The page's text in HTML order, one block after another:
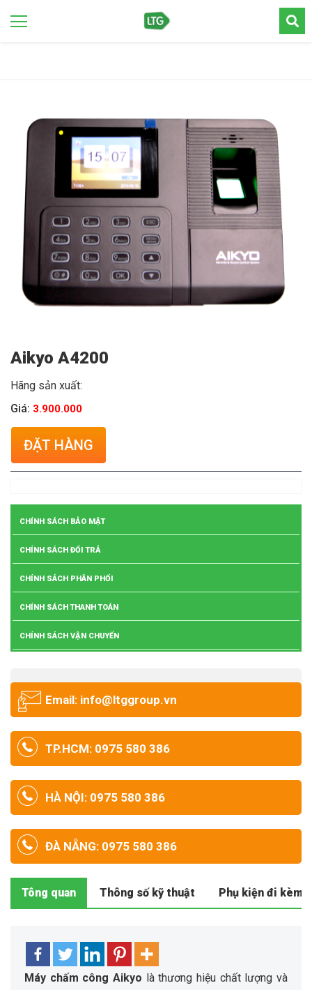
Aikyo A4200
Hãng sản xuất:
Giá: 3.900.000
ĐẶT HÀNG
CHÍNH SÁCH BẢO MẬT
CHÍNH SÁCH ĐỔI TRẢ
CHÍNH SÁCH PHÂN PHỐI
CHÍNH SÁCH THANH TOÁN
CHÍNH SÁCH VẬN CHUYỂN
Email: info@ltggroup.vn
TP.HCM: 0975 580 386
HÀ NỘI: 0975 580 386
ĐÀ NẴNG: 0975 580 386
Tông quan Thông số kỹ thuật Phụ kiện đi kèm
Máy chấm công Aikyo là thương hiệu chất lượng và